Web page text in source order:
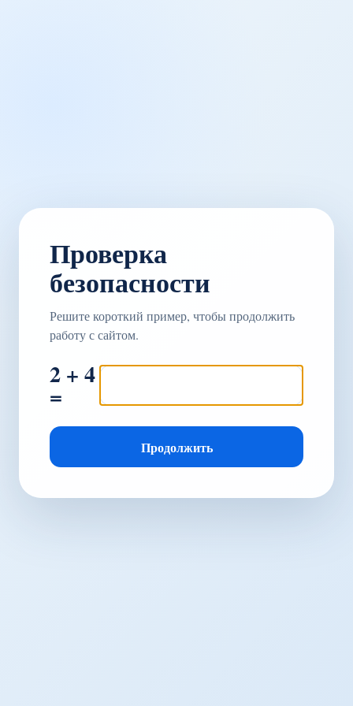
Проверка
безопасности
Решите короткий пример, чтобы продолжить
работу с сайтом.
2 + 4
=
Продолжить